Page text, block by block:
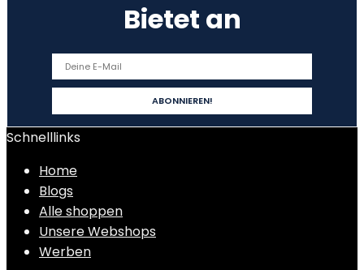
Bietet an
Schnelllinks
Home
Blogs
Alle shoppen
Unsere Webshops
Werben